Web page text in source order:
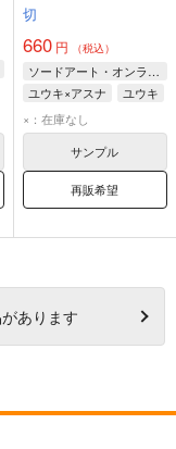
切
660円 （税込）
ソードアート・オンライン
ユウキ×アスナ
ユウキ
アスナ
×：在庫なし
サンプル
再販希望
あります